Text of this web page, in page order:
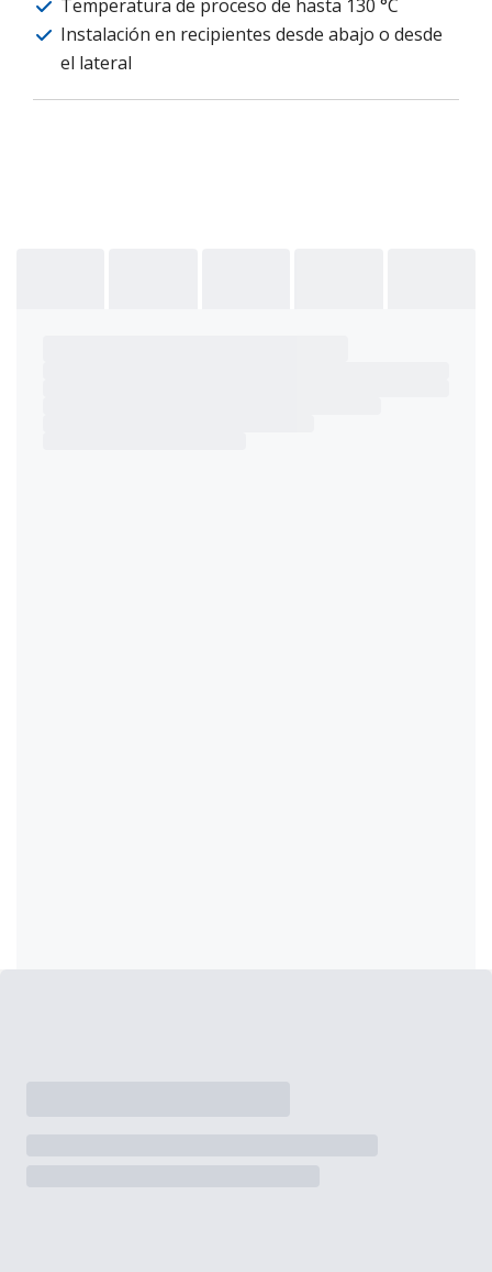
Temperatura de proceso de hasta 130 °C
Instalación en recipientes desde abajo o desde
el lateral